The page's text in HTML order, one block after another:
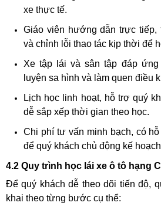
xe thực tế.
Giáo viên hướng dẫn trực tiếp,
và chỉnh lỗi thao tác kịp thời để
Xe tập lái và sân tập đáp ứng
luyện sa hình và làm quen điều
Lịch học linh hoạt, hỗ trợ quý
dễ sắp xếp thời gian theo học.
Chi phí tư vấn minh bạch, có
để quý khách chủ động kế
4.2 Quy trình học lái xe ô tô hạng C
Để quý khách dễ theo dõi tiến độ,
khai theo từng bước cụ thể: